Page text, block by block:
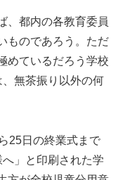
、都内の各教育委員
ものであろう。ただ
めているだろう学校
無茶振り以外の何
25日の終業式まで
」と印刷された学